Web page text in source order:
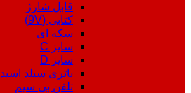
قابل شارژ
کتابی (9V)
سکه ای
سایز C
سایز D
باتری سیلد اسید
تلفن بی سیم